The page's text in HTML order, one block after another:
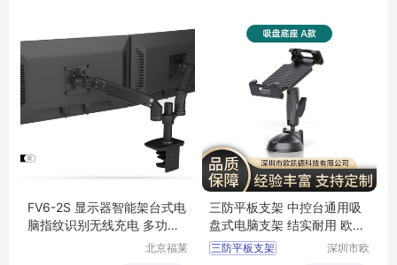
FV6-2S 显示器智能架台式电
脑指纹识别无线充电 多功能
北京福莱
三防平板支架 中控台通用吸
盘式电脑支架 结实耐用 欧凯
德
三防平板支架
深圳市欧